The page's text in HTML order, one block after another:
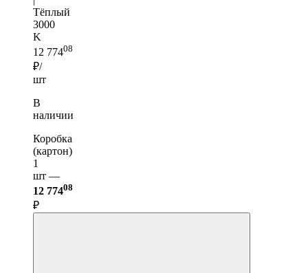
Тёплый
3000
K
12 77408
₽/
шт
В
наличии
Коробка
(картон)
1
шт —
12 77408
₽